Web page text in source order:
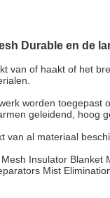
Durable en de
van of haakt of het
worden
geleidend, hoog
van al materiaal
Insulator
Mist